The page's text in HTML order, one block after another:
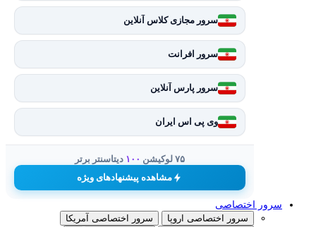
سرور مجازی کلاس آنلاین
سرور افرانت
سرور پارس آنلاین
وی پی اس ایران
۷۵ لوکیشن ۱۰۰ دیتاسنتر برتر
مشاهده پیشنهادهای ویژه
سرور اختصاصی
سرور اختصاصی اروپا
سرور اختصاصی آمریکا